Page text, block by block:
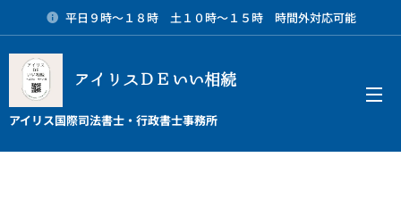
平日９時～１８時 土１０時～１５時 時間外対応可能
アイリスＤＥいい相続
アイリス国際司法書士・行政書士事務所